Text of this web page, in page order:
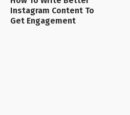
Instagram Content To
Get Engagement